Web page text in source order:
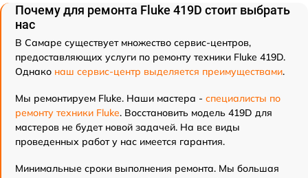
Почему для ремонта Fluke 419D стоит выбрать
нас
В Самаре существует множество сервис-центров,
предоставляющих услуги по ремонту техники Fluke 419D.
Однако наш сервис-центр выделяется преимуществами.
Мы ремонтируем Fluke. Наши мастера - специалисты по
ремонту техники Fluke. Восстановить модель 419D для
мастеров не будет новой задачей. На все виды
проведенных работ у нас имеется гарантия.
Минимальные сроки выполнения ремонта. Мы большая